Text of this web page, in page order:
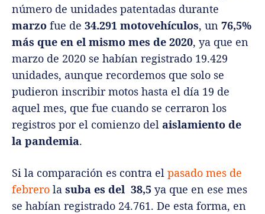
número de unidades patentadas durante
marzo fue de 34.291 motovehículos, un 76,5%
más que en el mismo mes de 2020, ya que en
marzo de 2020 se habían registrado 19.429
unidades, aunque recordemos que solo se
pudieron inscribir motos hasta el día 19 de
aquel mes, que fue cuando se cerraron los
registros por el comienzo del aislamiento de
la pandemia.
Si la comparación es contra el pasado mes de
febrero la suba es del 38,5 ya que en ese mes
se habían registrado 24.761. De esta forma, en